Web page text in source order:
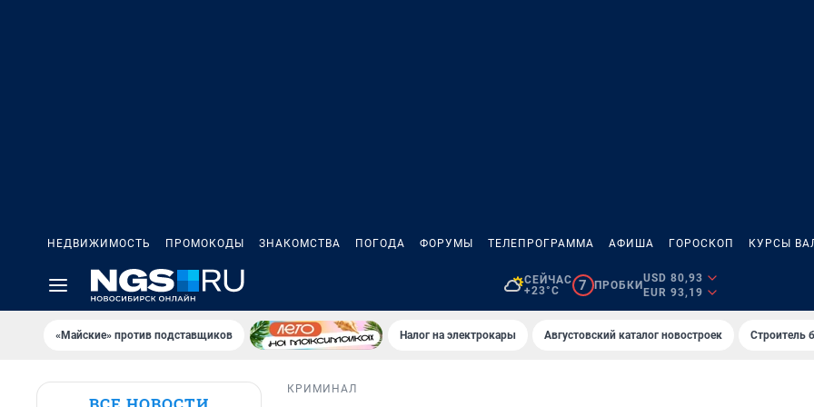
НЕДВИЖИМОСТЬ ПРОМОКОДЫ ЗНАКОМСТВА ПОГОДА ФОРУМЫ ТЕЛЕПРОГРАММА АФИША ГОРОСКОП КУРСЫ
СЕЙЧАС
+23°C
7 ПРОБКИ
USD 80,93
EUR 93,19
«Майские» против подставщиков Налог на электрокары Августовский каталог новостроек Строитель
КРИМИНАЛ